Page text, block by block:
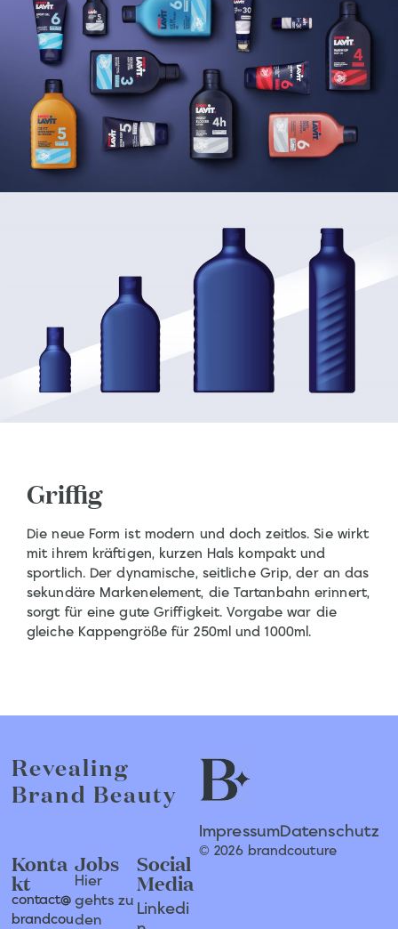
Griffig
Die neue Form ist modern und doch zeitlos. Sie wirkt
mit ihrem kräftigen, kurzen Hals kompakt und
sportlich. Der dynamische, seitliche Grip, der an das
sekundäre Markenelement, die Tartanbahn erinnert,
sorgt für eine gute Griffigkeit. Vorgabe war die
gleiche Kappengröße für 250ml und 1000ml.
ImpressumDatenschutz
© 2026 brandcouture
Revealing
Brand Beauty
Konta
kt
contact@
brandcou
Jobs
Hier
gehts zu
den
Social
Media
Linkedi